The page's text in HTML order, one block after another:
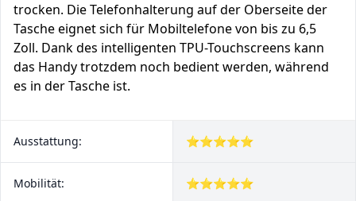
trocken. Die Telefonhalterung auf der Oberseite der
Tasche eignet sich für Mobiltelefone von bis zu 6,5
Zoll. Dank des intelligenten TPU-Touchscreens kann
das Handy trotzdem noch bedient werden, während
es in der Tasche ist.
Ausstattung: ⭐⭐⭐⭐⭐
Mobilität: ⭐⭐⭐⭐⭐